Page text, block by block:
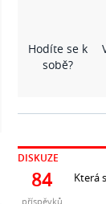
Hodíte se k
sobě?
DISKUZE
84
příspěvků
Která